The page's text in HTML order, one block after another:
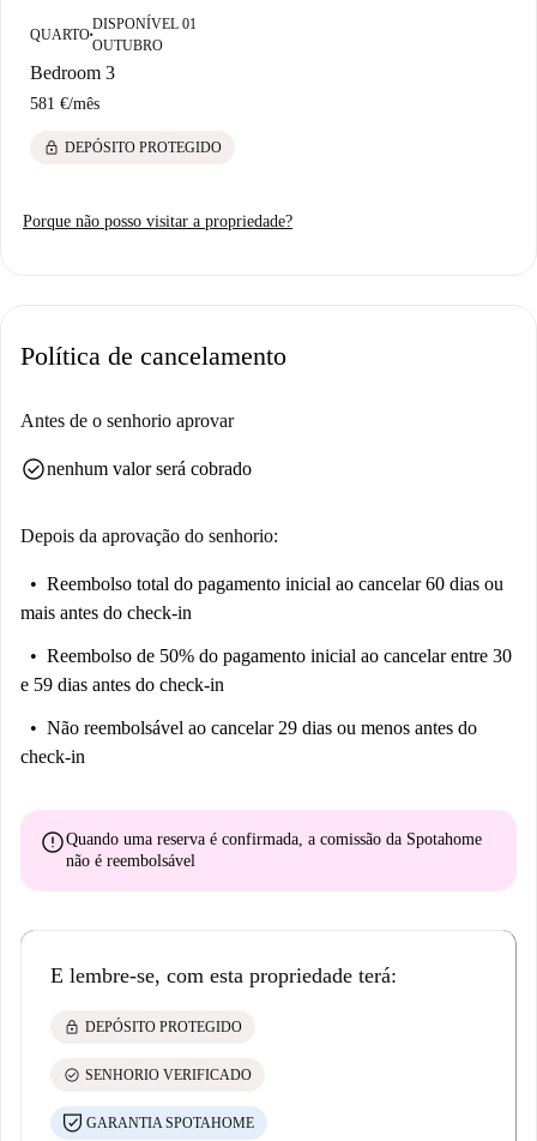
QUARTO■
DISPONÍVEL 01
OUTUBRO
Bedroom 3
581 €/mês
lock DEPÓSITO PROTEGIDO
Porque não posso visitar a propriedade?
Política de cancelamento
Antes de o senhorio aprovar
check_circlenenhum valor será cobrado
Depois da aprovação do senhorio:
Reembolso total do pagamento inicial ao cancelar 60 dias ou
mais antes do check-in
Reembolso de 50% do pagamento inicial ao cancelar entre 30
e 59 dias antes do check-in
Não reembolsável ao cancelar 29 dias ou menos antes do
check-in
errorQuando uma reserva é confirmada, a comissão da Spotahome
não é reembolsável
E lembre-se, com esta propriedade terá:
lock DEPÓSITO PROTEGIDO
check_circle SENHORIO VERIFICADO
GARANTIA SPOTAHOME